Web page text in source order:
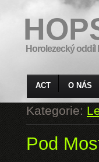
Horolezecký oddíl
ACT O NÁS
Kategorie:
Pod